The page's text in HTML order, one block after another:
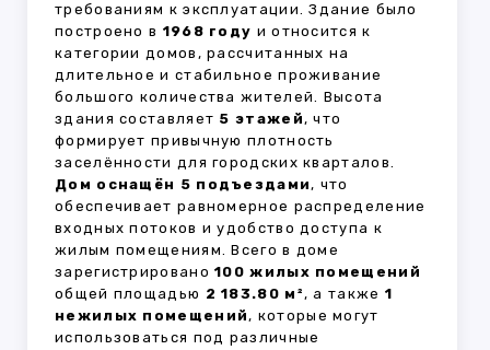
требованиям к эксплуатации. Здание было
построено в 1968 году и относится к
категории домов, рассчитанных на
длительное и стабильное проживание
большого количества жителей. Высота
здания составляет 5 этажей, что
формирует привычную плотность
заселённости для городских кварталов.
Дом оснащён 5 подъездами, что
обеспечивает равномерное распределение
входных потоков и удобство доступа к
жилым помещениям. Всего в доме
зарегистрировано100 жилых помещений
общей площадью 2 183.80 м², а также 1
нежилых помещений, которые могут
использоваться под различные